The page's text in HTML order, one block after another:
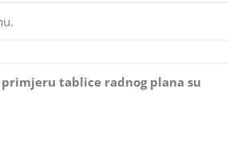
tablice radnog plana su